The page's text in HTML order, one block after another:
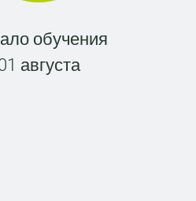
обучения
августа